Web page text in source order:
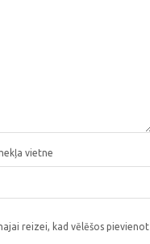
vietne
reizei, kad vēlēšos pievienot